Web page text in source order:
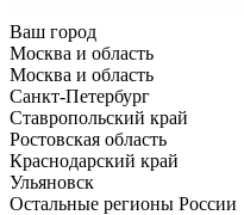
Ваш город
Москва и область
Москва и область
Санкт-Петербург
Ставропольский край
Ростовская область
Краснодарский край
Ульяновск
Остальные регионы России